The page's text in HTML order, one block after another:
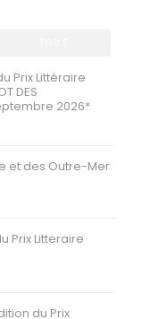
Prix Littéraire
DES
2026*
et des Outre-Mer
Prix Litteraire
du Prix